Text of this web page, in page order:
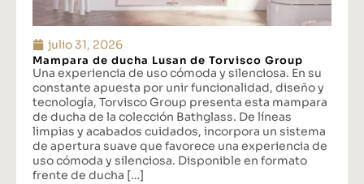
julio 31, 2026
Mampara de ducha Lusan de Torvisco Group
Una experiencia de uso cómoda y silenciosa. En su
constante apuesta por unir funcionalidad, diseño y
tecnología, Torvisco Group presenta esta mampara
de ducha de la colección Bathglass. De líneas
limpias y acabados cuidados, incorpora un sistema
de apertura suave que favorece una experiencia de
uso cómoda y silenciosa. Disponible en formato
frente de ducha […]